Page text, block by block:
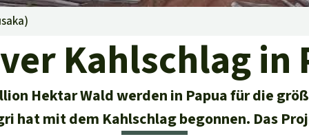
)
Kahlschlag in
Hektar Wald werden in Papua für die
hat mit dem Kahlschlag begonnen. Das